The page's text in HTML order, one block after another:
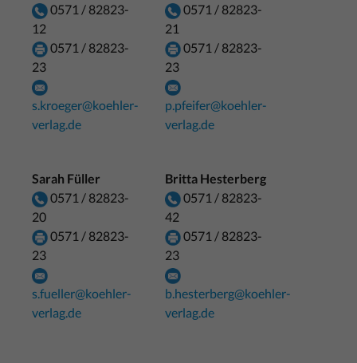
12
23
s.kroeger@koehler-
verlag.de
Sarah Füller
20
23
s.fueller@koehler-
verlag.de
0571 / 82823-
21
0571 / 82823-
23
p.pfeifer@koehler-
verlag.de
Britta Hesterberg
0571 / 82823-
42
0571 / 82823-
23
b.hesterberg@koehler-
verlag.de